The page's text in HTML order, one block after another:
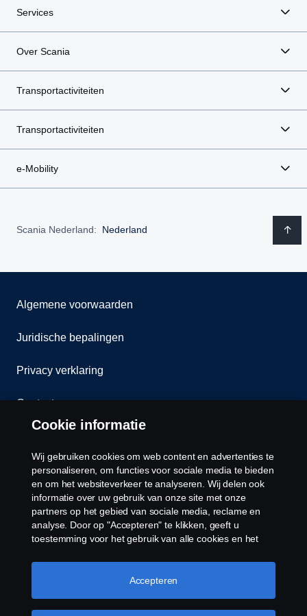
Services
Over Scania
Transportactiviteiten
Transportactiviteiten
e-Mobility
Scania Nederland: Nederland
Algemene voorwaarden
Juridische bepalingen
Privacy verklaring
Contact
Cookiebeleid
Cookies
Cookie informatie
Wij gebruiken cookies om web content en advertenties te
personaliseren, om functies voor sociale media te bieden
en om het websiteverkeer te analyseren. Wij delen ook
informatie over uw gebruik van onze site met onze
partners op het gebied van sociale media, reclame en
analyse. Door op "Accepteren" te klikken, geeft u
toestemming voor het gebruik van alle cookies en het
door op "Cookie Instellingen" te klikken en de
categorieën te selecteren die u wilt accepteren. Voor een
Accepteren